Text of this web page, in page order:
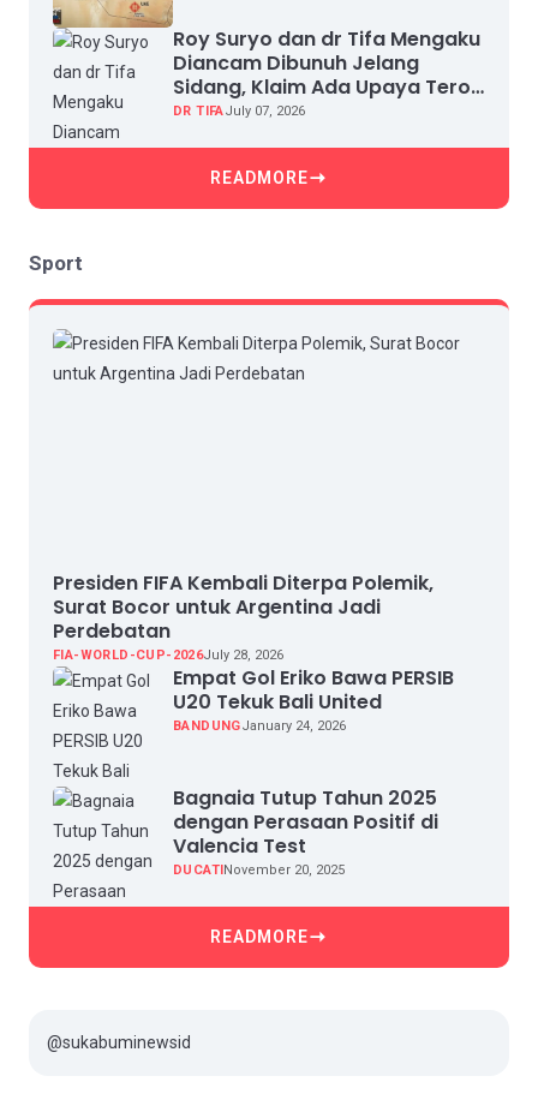
Roy Suryo dan dr Tifa Mengaku
Diancam Dibunuh Jelang
Sidang, Klaim Ada Upaya Teror
dan Intimidasi
DR TIFAJuly 07, 2026
READMORE
Sport
Presiden FIFA Kembali Diterpa Polemik,
Surat Bocor untuk Argentina Jadi
Perdebatan
FIA-WORLD-CUP-2026July 28, 2026
Empat Gol Eriko Bawa PERSIB
U20 Tekuk Bali United
BANDUNGJanuary 24, 2026
Bagnaia Tutup Tahun 2025
dengan Perasaan Positif di
Valencia Test
DUCATI November 20, 2025
READMORE
@sukabuminewsid